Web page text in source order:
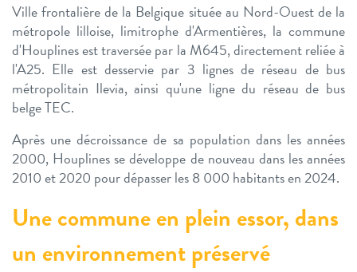
Ville frontalière de la Belgique située au Nord-Ouest de la
métropole lilloise, limitrophe d'Armentières, la commune
d'Houplines est traversée par la M645, directement reliée à
l'A25. Elle est desservie par 3 lignes de réseau de bus
métropolitain Ilevia, ainsi qu'une ligne du réseau de bus
belge TEC.
Après une décroissance de sa population dans les années
2000, Houplines se développe de nouveau dans les années
2010 et 2020 pour dépasser les 8 000 habitants en 2024.
Une commune en plein essor, dans
un environnement préservé